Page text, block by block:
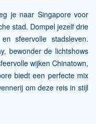
je naar Singapore voor
stad. Dompel jezelf drie
sfeervolle stadsleven.
bewonder de lichtshows
wijken Chinatown,
biedt een perfecte mix
om deze reis in stijl